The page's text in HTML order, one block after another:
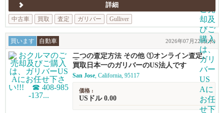
詳細
中古車
買取 査定 ガリバー Gulliver
買います 自動車 2026年07月22日(水)
二つの査定方法 その他 ①オンライン査定、
②御来店査定
買取日本一のガリバーのUS法人です
San Jose, California, 95117
価格 :
USドル 0.00